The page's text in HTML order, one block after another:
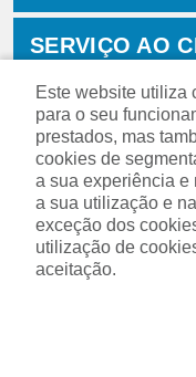
SERVIÇO AO
Este website utiliza
para o seu
prestados, mas
cookies de
a sua experiência e
a sua utilização e
exceção dos
utilização de
aceitação.